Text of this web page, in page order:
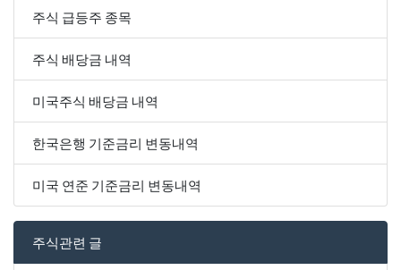
주식 급등주 종목
주식 배당금 내역
미국주식 배당금 내역
한국은행 기준금리 변동내역
미국 연준 기준금리 변동내역
주식관련 글